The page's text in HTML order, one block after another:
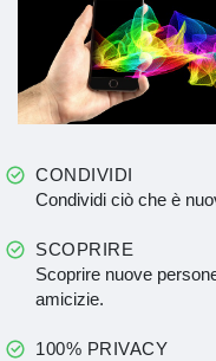
CONDIVIDI
Condividi ciò che è
SCOPRIRE
Scoprire nuove
amicizie.
100% PRIVACY